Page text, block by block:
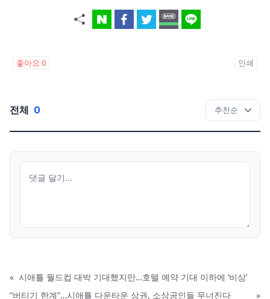
좋아요 0 인쇄
전체 0
« 시애틀 월드컵 대박 기대했지만…호텔 예약 기대 이하에 ‘비상’
“버티기 한계”…시애틀 다운타운 상권, 소상공인들 무너진다
»